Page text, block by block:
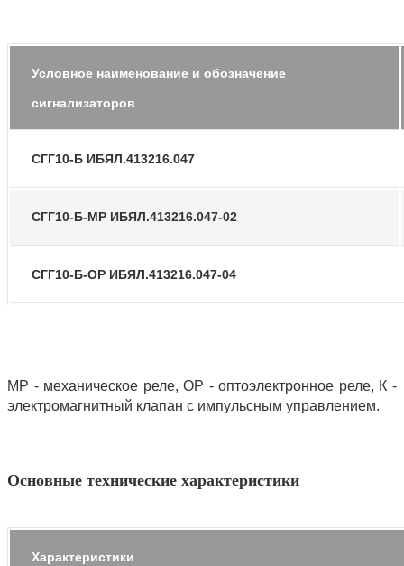
Условное наименование и обозначение
сигнализаторов
СГГ10-Б ИБЯЛ.413216.047
СГГ10-Б-МР ИБЯЛ.413216.047-02
СГГ10-Б-ОР ИБЯЛ.413216.047-04
МР - механическое реле, ОР - оптоэлектронное реле, К -
электромагнитный клапан с импульсным управлением.
Основные технические характеристики
Характеристики